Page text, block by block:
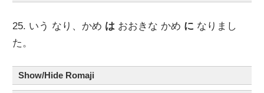
25. いう なり、かめ は おおきな かめ に なりまし
た。
Show/Hide Romaji